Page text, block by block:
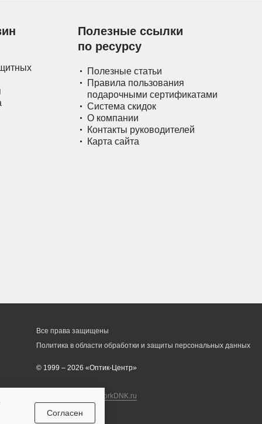
Полезные ссылки
по ресурсу
Полезные статьи
Правила пользования
подарочными сертификатами
Система скидок
О компании
Контакты руководителей
Карта сайта
Все права защищены
Политика в области обработки и защиты персональных данных
© 1999 – 2026 «Оптик-Центр»
workDNK.ru
Согласен